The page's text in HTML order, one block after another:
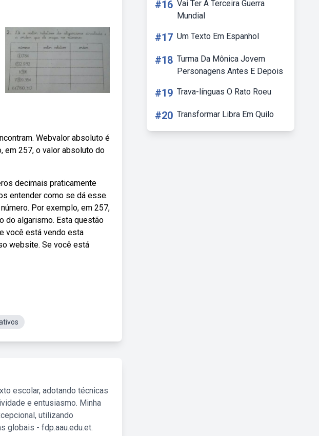
Webvalor absoluto é
em 257, o valor absoluto do
decimais praticamente
entender como se dá esse.
Por exemplo, em 257,
do algarismo. Esta questão
você está vendo esta
website. Se você está
escolar, adotando técnicas
e entusiasmo. Minha
utilizando
globais - fdp.aau.edu.et.
#16 Vai Ter A Terceira Guerra
Mundial
#17 Um Texto Em Espanhol
#18 Turma Da Mônica Jovem
Personagens Antes E Depois
#19 Trava-línguas O Rato Roeu
#20 Transformar Libra Em Quilo